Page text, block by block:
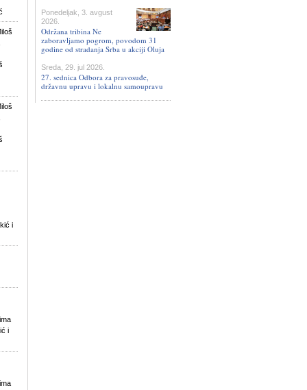
i
i
Ponedeljak, 3. avgust
2026.
Održana tribina Ne
zaboravljamo pogrom, povodom 31
godine od stradanja Srba u akciji Oluja
Sreda, 29. jul 2026.
27. sednica Odbora za pravosuđe,
državnu upravu i lokalnu samoupravu